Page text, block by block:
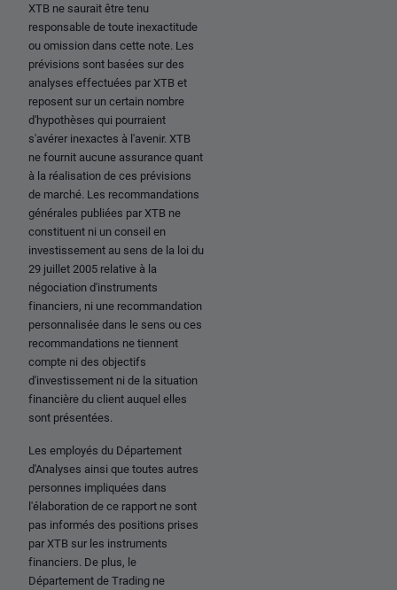
XTB ne saurait être tenu
responsable de toute inexactitude
ou omission dans cette note. Les
prévisions sont basées sur des
analyses effectuées par XTB et
reposent sur un certain nombre
d'hypothèses qui pourraient
s'avérer inexactes à l'avenir. XTB
ne fournit aucune assurance quant
à la réalisation de ces prévisions
de marché. Les recommandations
générales publiées par XTB ne
constituent ni un conseil en
investissement au sens de la loi du
29 juillet 2005 relative à la
négociation d'instruments
financiers, ni une recommandation
personnalisée dans le sens ou ces
recommandations ne tiennent
compte ni des objectifs
d'investissement ni de la situation
financière du client auquel elles
sont présentées.
Les employés du Département
d'Analyses ainsi que toutes autres
personnes impliquées dans
l'élaboration de ce rapport ne sont
pas informés des positions prises
par XTB sur les instruments
financiers. De plus, le
Département de Trading ne